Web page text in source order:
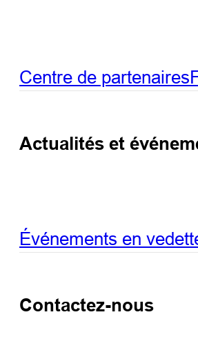
Centre de partenaires
Actualités et
Événements en
Contactez-nous